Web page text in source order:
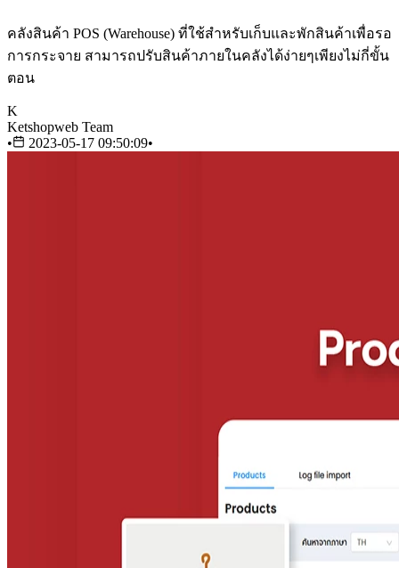
คลังสินค้า POS (Warehouse) ที่ใช้สำหรับเก็บและพักสินค้าเพื่อรอ
การกระจาย สามารถปรับสินค้าภายในคลังได้ง่ายๆเพียงไม่กี่ขั้น
ตอน
K
Ketshopweb Team
•
2023-05-17 09:50:09•